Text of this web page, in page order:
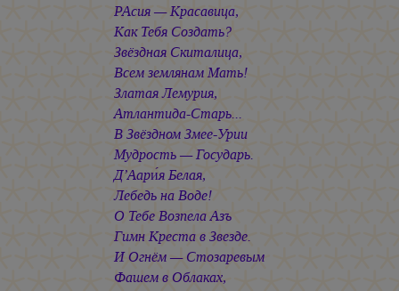
РАсия — Красавица,
Как Тебя Создать?
Звёздная Скиталица,
Всем землянам Мать!
Златая Лемурия,
Атлантида-Старь...
В Звёздном Змее-Урии
Мудрость — Государь.
Д’Аари́я Белая,
Лебедь на Воде!
О Тебе Возпела Азъ
Гимн Креста в Звезде.
И Огнём — Стозаревым
Фашем в Облаках,